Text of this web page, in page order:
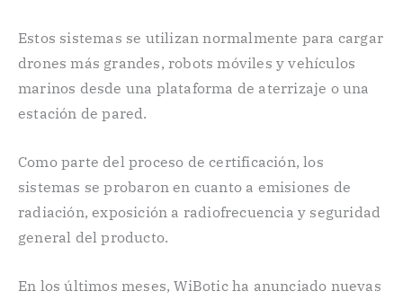
Estos sistemas se utilizan normalmente para cargar
drones más grandes, robots móviles y vehículos
marinos desde una plataforma de aterrizaje o una
estación de pared.
Como parte del proceso de certificación, los
sistemas se probaron en cuanto a emisiones de
radiación, exposición a radiofrecuencia y seguridad
general del producto.
En los últimos meses, WiBotic ha anunciado nuevas